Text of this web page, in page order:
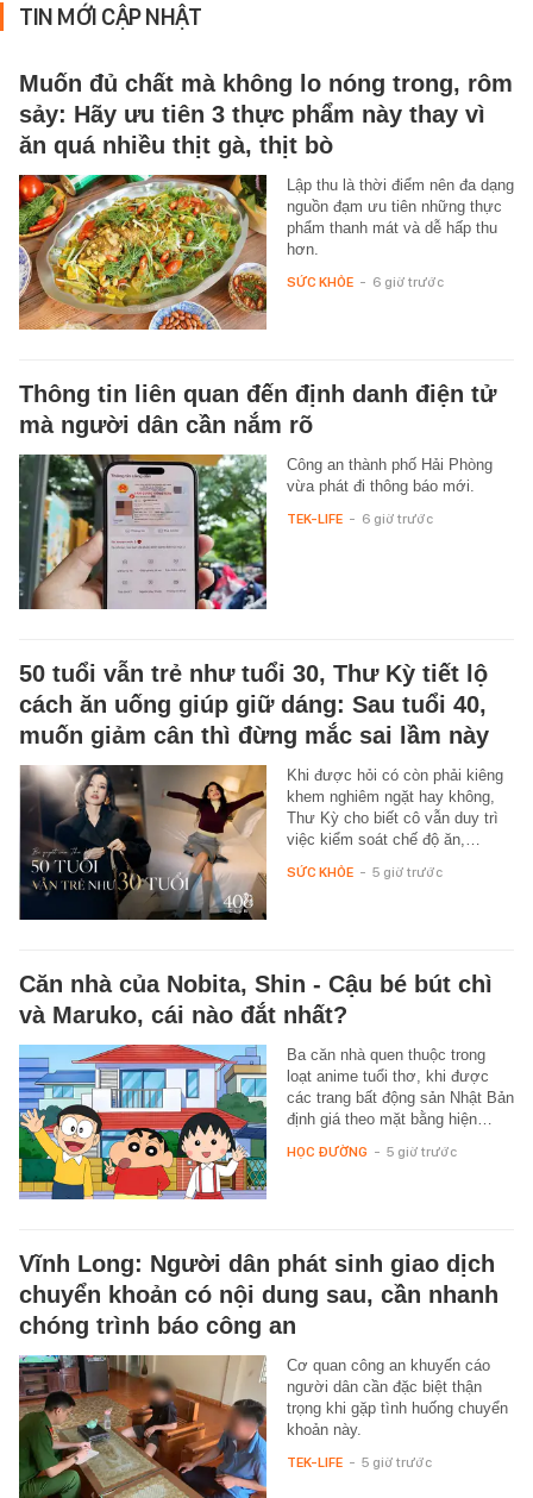
TIN MỚI CẬP NHẬT
Muốn đủ chất mà không lo nóng trong, rôm
sảy: Hãy ưu tiên 3 thực phẩm này thay vì
ăn quá nhiều thịt gà, thịt bò
Lập thu là thời điểm nên đa dạng
nguồn đạm ưu tiên những thực
phẩm thanh mát và dễ hấp thu
hơn.
SỨC KHỎE - 6 giờ trước
Thông tin liên quan đến định danh điện tử
mà người dân cần nắm rõ
Công an thành phố Hải Phòng
vừa phát đi thông báo mới.
TEK-LIFE - 6 giờ trước
50 tuổi vẫn trẻ như tuổi 30, Thư Kỳ tiết lộ
cách ăn uống giúp giữ dáng: Sau tuổi 40,
muốn giảm cân thì đừng mắc sai lầm này
Khi được hỏi có còn phải kiêng
khem nghiêm ngặt hay không,
Thư Kỳ cho biết cô vẫn duy trì
việc kiểm soát chế độ ăn,…
SỨC KHỎE - 5 giờ trước
Căn nhà của Nobita, Shin - Cậu bé bút chì
và Maruko, cái nào đắt nhất?
Ba căn nhà quen thuộc trong
loạt anime tuổi thơ, khi được
các trang bất động sản Nhật Bản
định giá theo mặt bằng hiện…
HỌC ĐƯỜNG - 5 giờ trước
Vĩnh Long: Người dân phát sinh giao dịch
chuyển khoản có nội dung sau, cần nhanh
chóng trình báo công an
Cơ quan công an khuyến cáo
người dân cần đặc biệt thận
trọng khi gặp tình huống chuyển
khoản này.
TEK-LIFE - 5 giờ trước